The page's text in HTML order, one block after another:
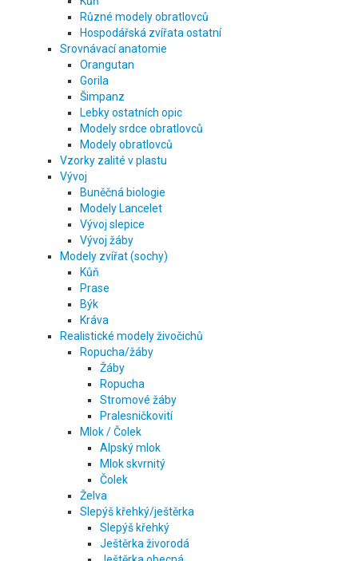
Různé modely obratlovců
Hospodářská zvířata ostatní
Srovnávací anatomie
Orangutan
Gorila
Šimpanz
Lebky ostatních opic
Modely srdce obratlovců
Modely obratlovců
Vzorky zalité v plastu
Vývoj
Buněčná biologie
Modely Lancelet
Vývoj slepice
Vývoj žáby
Modely zvířat (sochy)
Kůň
Prase
Býk
Kráva
Realistické modely živočichů
Ropucha/žáby
Žáby
Ropucha
Stromové žáby
Pralesničkovití
Mlok / Čolek
Alpský mlok
Mlok skvrnitý
Čolek
Želva
Slepýš křehký/ještěrka
Slepýš křehký
Ještěrka živorodá